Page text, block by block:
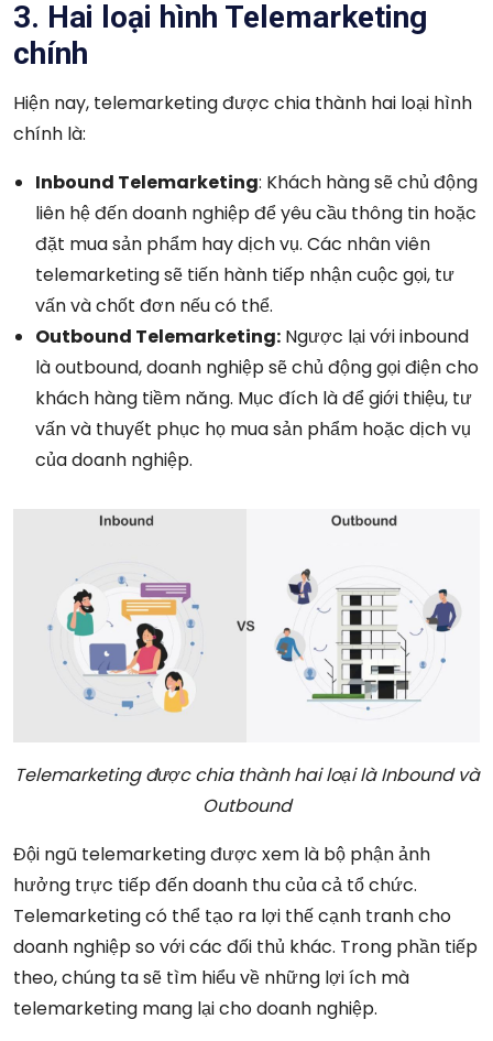
3. Hai loại hình Telemarketing
chính
Hiện nay, telemarketing được chia thành hai loại hình
chính là:
Inbound Telemarketing: Khách hàng sẽ chủ động
liên hệ đến doanh nghiệp để yêu cầu thông tin hoặc
đặt mua sản phẩm hay dịch vụ. Các nhân viên
telemarketing sẽ tiến hành tiếp nhận cuộc gọi, tư
vấn và chốt đơn nếu có thể.
Outbound Telemarketing: Ngược lại với inbound
là outbound, doanh nghiệp sẽ chủ động gọi điện cho
khách hàng tiềm năng. Mục đích là để giới thiệu, tư
vấn và thuyết phục họ mua sản phẩm hoặc dịch vụ
của doanh nghiệp.
Telemarketing được chia thành hai loại là Inbound và
Outbound
Đội ngũ telemarketing được xem là bộ phận ảnh
hưởng trực tiếp đến doanh thu của cả tổ chức.
Telemarketing có thể tạo ra lợi thế cạnh tranh cho
doanh nghiệp so với các đối thủ khác. Trong phần tiếp
theo, chúng ta sẽ tìm hiểu về những lợi ích mà
telemarketing mang lại cho doanh nghiệp.